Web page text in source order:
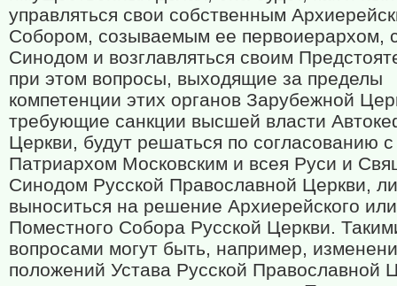
управляться свои собственным
Собором, созываемым ее первоиерархом,
Синодом и возглавляться своим
при этом вопросы, выходящие за пределы
компетенции этих органов Зарубежной
требующие санкции высшей власти
Церкви, будут решаться по согласованию с
Патриархом Московским и всея Руси и
Синодом Русской Православной Церкви,
выноситься на решение Архиерейского или
Поместного Собора Русской Церкви.
вопросами могут быть, например,
положений Устава Русской Православной